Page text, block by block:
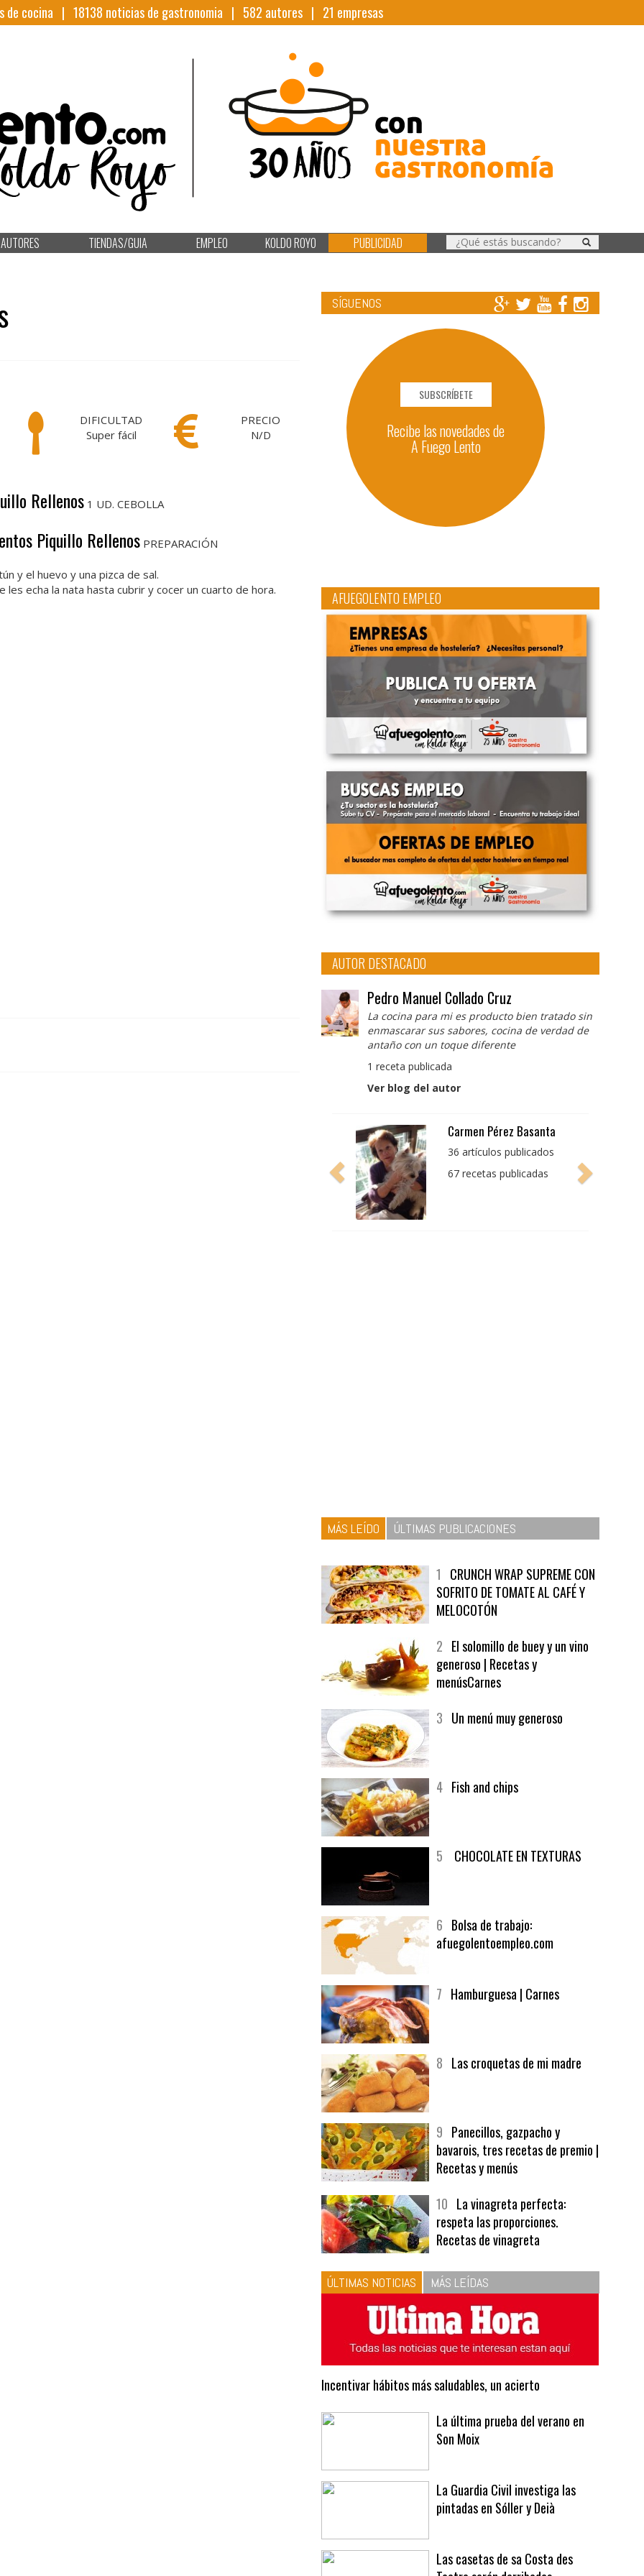
de cocina | 18138 noticias de gastronomia | 582 autores | 21 empresas
AUTORES TIENDAS/GUIA EMPLEO KOLDO ROYO PUBLICIDAD
DIFICULTAD
Super fácil
PRECIO
N/D
Rellenos 1 UD. CEBOLLA
Piquillo Rellenos PREPARACIÓN
y el huevo y una pizca de sal.
les echa la nata hasta cubrir y cocer un cuarto de hora.
SÍGUENOS
SUBSCRÍBETE
Recibe las novedades de
A Fuego Lento
AFUEGOLENTO EMPLEO
AUTOR DESTACADO
Pedro Manuel Collado Cruz
La cocina para mi es producto bien tratado sin
enmascarar sus sabores, cocina de verdad de
antaño con un toque diferente
1 receta publicada
Ver blog del autor
Pedro Manuel Collado
Cruz
producto bien tratado
MÁS LEÍDO ÚLTIMAS PUBLICACIONES
SOFRITO DE TOMATE AL CAFÉ Y
MELOCOTÓN
generoso | Recetas y
afuegolentoempleo.com
bavarois, tres recetas de premio |
Recetas y menús
respeta las proporciones.
Recetas de vinagreta
ÚLTIMAS NOTICIAS MÁS LEÍDAS
Incentivar hábitos más saludables, un acierto
Son Moix
pintadas en Sóller y Deià